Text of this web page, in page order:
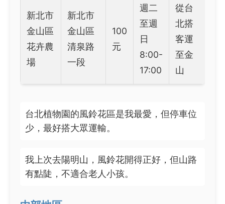
新北市
金山區
花卉農
場
新北市
金山區
清泉路
一段
100
元
週二
至週
日
8:00-
17:00
從台
北搭
客運
至金
山
台北植物園的風鈴花區是我最愛，但停車位
少，最好搭大眾運輸。
我上次去陽明山，風鈴花開得正好，但山路
有點陡，不適合老人小孩。